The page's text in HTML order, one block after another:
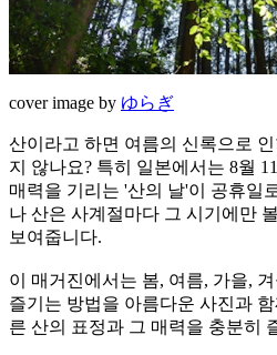
cover image by ゆらぎ
산이라고 하면 여름의 신록으로
지 않나요? 특히 일본에서는 8월
매력을 기리는 '산의 날'이 공휴일
나 산은 사계절마다 그 시기에만
보여줍니다.
이 매거진에서는 봄, 여름, 가을,
즐기는 방법을 아름다운 사진과
른 산의 표정과 그 매력을 충분히